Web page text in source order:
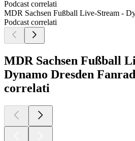
Podcast correlati
MDR Sachsen Fußball Live-Stream -
Podcast correlati
MDR Sachsen Fußball
Dynamo Dresden
correlati